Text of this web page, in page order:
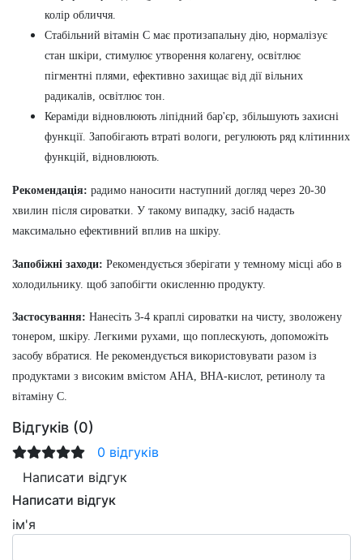
колір обличчя.
Стабільний вітамін С має протизапальну дію, нормалізує
стан шкіри, стимулює утворення колагену, освітлює
пігментні плями, ефективно захищає від дії вільних
радикалів, освітлює тон.
Кераміди відновлюють ліпідний бар'єр, збільшують захисні
функції. Запобігають втраті вологи, регулюють ряд клітинних
функцій, відновлюють.
Рекомендація: радимо наносити наступний догляд через 20-30
хвилин після сироватки. У такому випадку, засіб надасть
максимально ефективний вплив на шкіру.
Запобіжні заходи: Рекомендується зберігати у темному місці або в
холодильнику. щоб запобігти окисленню продукту.
Застосування: Нанесіть 3-4 краплі сироватки на чисту, зволожену
тонером, шкіру. Легкими рухами, що поплескують, допоможіть
засобу вбратися. Не рекомендується використовувати разом із
продуктами з високим вмістом AHA, BHA-кислот, ретинолу та
вітаміну С.
Відгуків (0)
0 відгуків
Написати відгук
Написати відгук
ім'я